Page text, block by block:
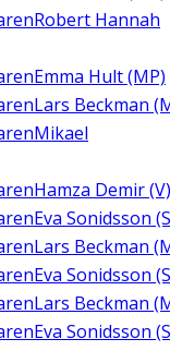
Robert Hannah
Emma Hult (MP)
Lars Beckman
Mikael
Hamza Demir (V)
Eva Sonidsson
Lars Beckman
Eva Sonidsson
Lars Beckman
Eva Sonidsson